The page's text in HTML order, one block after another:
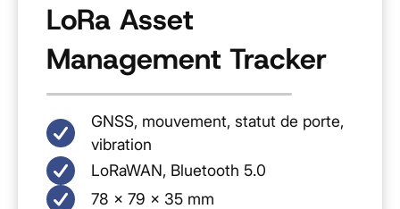
LoRa Asset
Management Tracker
GNSS, mouvement, statut de porte,
vibration
LoRaWAN, Bluetooth 5.0
78 × 79 × 35 mm